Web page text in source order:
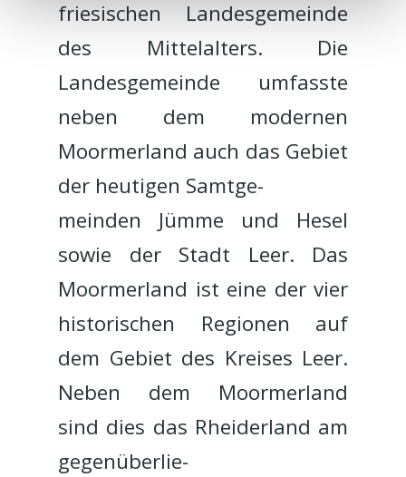
friesischen Landesgemeinde
des Mittelalters. Die
Landesgemeinde umfasste
neben dem modernen
Moormerland auch das Gebiet
der heutigen Samtge-
meinden Jümme und Hesel
sowie der Stadt Leer. Das
Moormerland ist eine der vier
historischen Regionen auf
dem Gebiet des Kreises Leer.
Neben dem Moormerland
sind dies das Rheiderland am
gegenüberlie-